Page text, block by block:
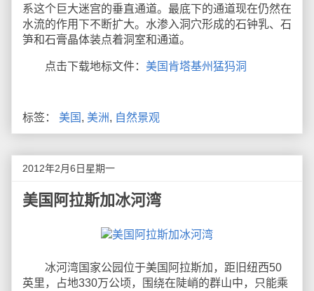
系这个巨大迷宫的垂直通道。最底下的通道现在仍然在
水流的作用下不断扩大。水渗入洞穴形成的石钟乳、石
笋和石膏晶体装点着洞室和通道。
点击下载地标文件： 美国肯塔基州猛犸洞
标签： 美国 , 美洲, 自然景观
2012年2月6日星期一
美国阿拉斯加冰河湾
冰河湾国家公园位于美国阿拉斯加，距旧纽西50
英里，占地330万公顷，围绕在陡峭的群山中，只能乘